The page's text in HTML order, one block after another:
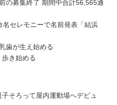
の募集終了 期間中合計56,565通
セレモニーで名前発表「結浜
歯が生え始める
き始める
そろって屋内運動場へデビュ